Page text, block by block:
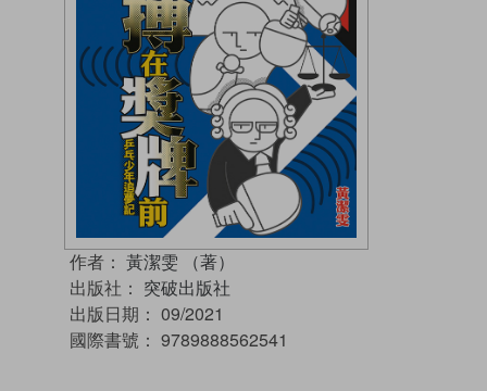
作者： 黃潔雯 （著）
出版社： 突破出版社
出版日期： 09/2021
國際書號： 9789888562541